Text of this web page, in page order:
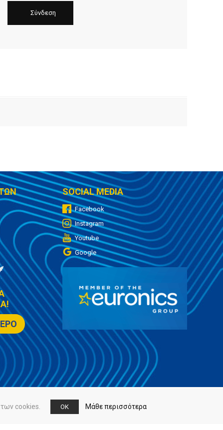
SOCIAL MEDIA
Facebook
Instagram
Youtube
Google
cookies. OK Μάθε περισσότερα